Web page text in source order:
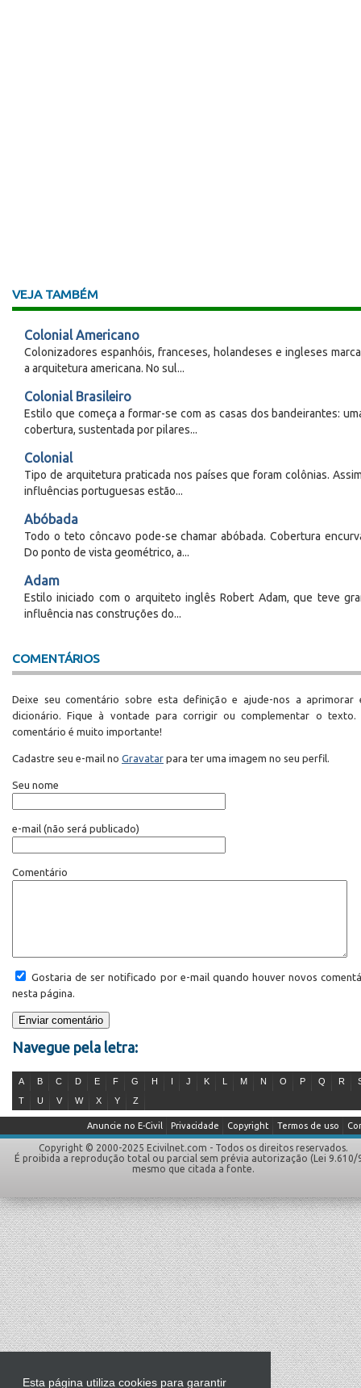
Esta página utiliza cookies para garantir
VEJA TAMBÉM
Colonial Americano
Colonizadores espanhóis, franceses, holandeses e ingleses
a arquitetura americana. No sul...
Colonial Brasileiro
Estilo que começa a formar-se com as casas dos bandeirantes:
cobertura, sustentada por pilares...
Colonial
Tipo de arquitetura praticada nos países que foram colônias.
influências portuguesas estão...
Abóbada
Todo o teto côncavo pode-se chamar abóbada. Cobertura
Do ponto de vista geométrico, a...
Adam
Estilo iniciado com o arquiteto inglês Robert Adam, que teve
influência nas construções do...
COMENTÁRIOS
Deixe seu comentário sobre esta definição e ajude-nos a aprimorar
dicionário. Fique à vontade para corrigir ou complementar o texto.
comentário é muito importante!
Cadastre seu e-mail no Gravatar para ter uma imagem no seu perfil.
Seu nome
e-mail (não será publicado)
Comentário
Gostaria de ser notificado por e-mail quando houver novos
nesta página.
Navegue pela letra:
A B C D E F G H I J K L M N O P Q R
T
U V W X Y Z
Termos de uso
Copyright
Privacidade
Anuncie no E-Civil
Copyright © 2000-2025 Ecivilnet.com - Todos os direitos reservados.
É proibida a reprodução total ou parcial sem prévia autorização (Lei 9.610/
mesmo que citada a fonte.